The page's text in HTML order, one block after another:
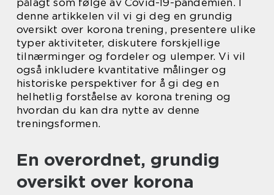
pålagt som følge av Covid-19-pandemien. I
denne artikkelen vil vi gi deg en grundig
oversikt over korona trening, presentere ulike
typer aktiviteter, diskutere forskjellige
tilnærminger og fordeler og ulemper. Vi vil
også inkludere kvantitative målinger og
historiske perspektiver for å gi deg en
helhetlig forståelse av korona trening og
hvordan du kan dra nytte av denne
treningsformen.
En overordnet, grundig
oversikt over korona